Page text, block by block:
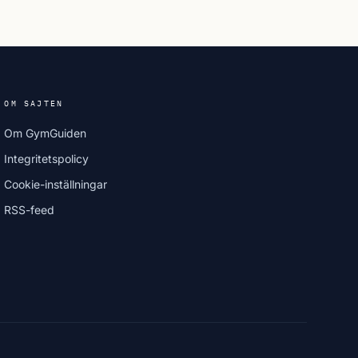
OM SAJTEN
Om GymGuiden
Integritetspolicy
Cookie-inställningar
RSS-feed